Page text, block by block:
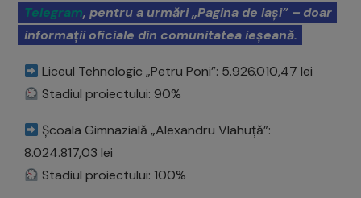
Telegram, pentru a urmări „Pagina de Iași” – doar
informații oficiale din comunitatea ieșeană.
Liceul Tehnologic „Petru Poni”: 5.926.010,47 lei
Stadiul proiectului: 90%
Școala Gimnazială „Alexandru Vlahuță”:
8.024.817,03 lei
Stadiul proiectului: 100%